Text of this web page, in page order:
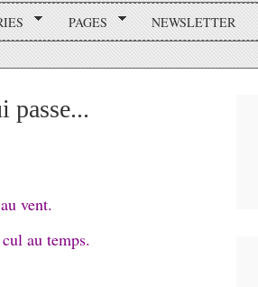
PAGES NEWSLETTER
passe...
vent.
au temps.